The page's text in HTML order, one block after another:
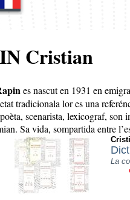
Cristian
es nascut en 1931 en
tradicionala lor es una
scenarista, lexicograf, son
Sa vida, sompartida entre
La